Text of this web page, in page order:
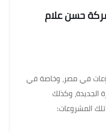
حسن علام
في مصر، وخاصة في
الجديدة، وكذلك
تلك المشروعات: